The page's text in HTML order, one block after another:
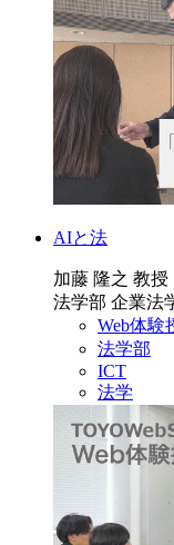
AIと法
加藤 隆之 教授
法学部 企業法
Web体験
法学部
ICT
法学